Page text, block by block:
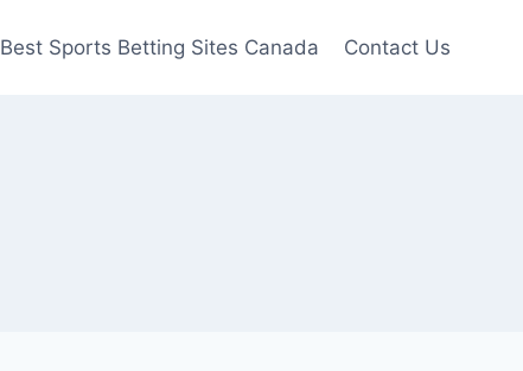
Best Sports Betting Sites Canada Contact Us